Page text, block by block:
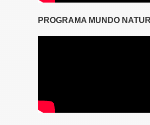
PROGRAMA MUNDO